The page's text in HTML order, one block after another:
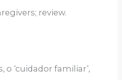
review.
o ‘cuidador familiar’,